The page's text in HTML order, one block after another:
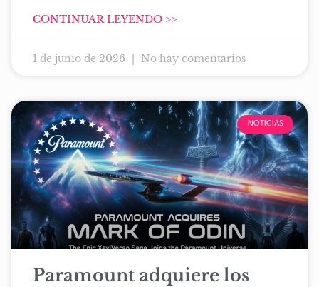
CONTINUAR LEYENDO >>
1 de junio de 2026 No hay comentarios
NOTICIAS
Paramount adquiere los